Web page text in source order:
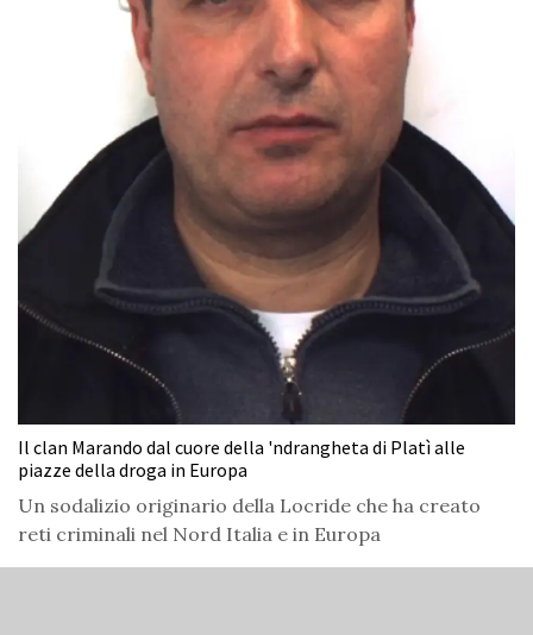
Il clan Marando dal cuore della 'ndrangheta di Platì alle
piazze della droga in Europa
Un sodalizio originario della Locride che ha creato
reti criminali nel Nord Italia e in Europa